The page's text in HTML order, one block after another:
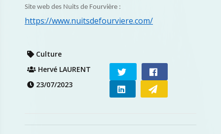
Site web des Nuits de Fourvière :
https://www.nuitsdefourviere.com/
Culture
Hervé LAURENT
23/07/2023